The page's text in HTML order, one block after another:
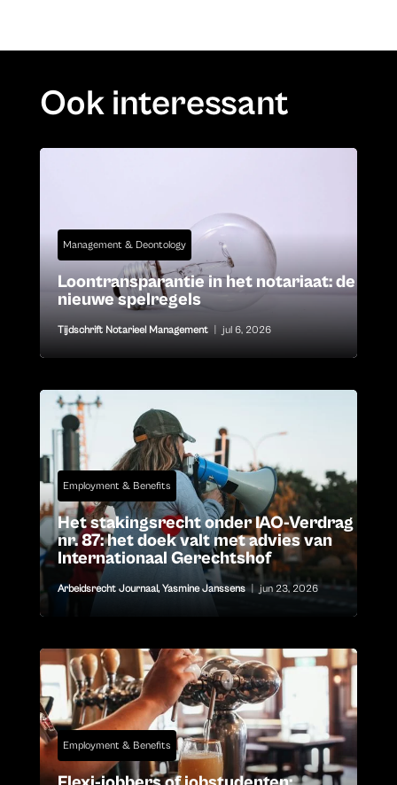
Ook interessant
Management & Deontology
Loontransparantie in het notariaat: de
nieuwe spelregels
Tijdschrift Notarieel Management jul 6, 2026
Employment & Benefits
Het stakingsrecht onder IAO-Verdrag
nr. 87: het doek valt met advies van
Internationaal Gerechtshof
Arbeidsrecht Journaal, Yasmine Janssens jun 23, 2026
Employment & Benefits